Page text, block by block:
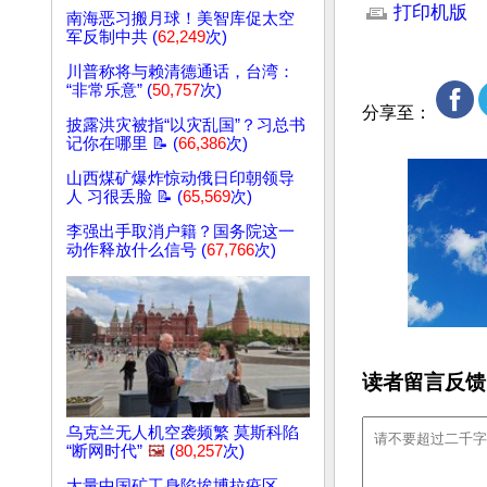
南海恶习搬月球！美智库促太空
军反制中共 (62,249次)
川普称将与赖清德通话，台湾：
“非常乐意” (50,757次)
披露洪灾被指“以灾乱国”？习总书
记你在哪里 📝 (66,386次)
山西煤矿爆炸惊动俄日印朝领导
人 习很丢脸 📝 (65,569次)
李强出手取消户籍？国务院这一
动作释放什么信号 (67,766次)
乌克兰无人机空袭频繁 莫斯科陷
“断网时代” 🖼️ (80,257次)
打印机版
分享至：
读者留言反